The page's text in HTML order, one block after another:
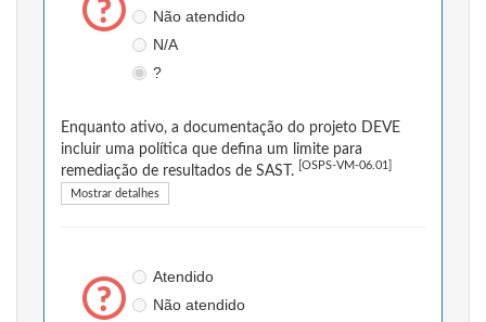
Não atendido
N/A
?
Enquanto ativo, a documentação do projeto DEVE
incluir uma política que defina um limite para
remediação de resultados de SAST.
[OSPS-VM-06.01]
Mostrar detalhes
Atendido
Não atendido